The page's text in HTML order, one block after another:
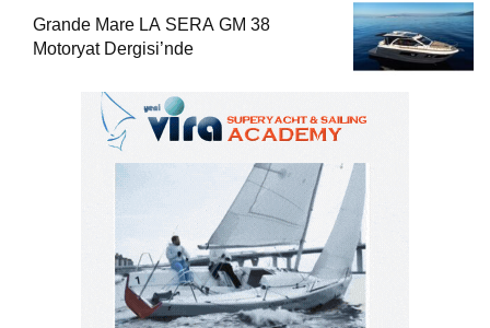
Grande Mare LA SERA GM 38
Motoryat Dergisi’nde